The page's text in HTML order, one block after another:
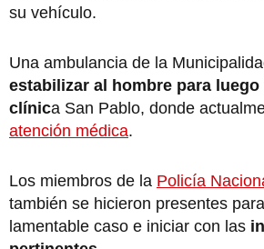
su vehículo.
Una ambulancia de la
estabilizar al hombre para
clínica San Pablo, donde
atención médica.
Los miembros de la Policía
también se hicieron presentes
lamentable caso e iniciar con las